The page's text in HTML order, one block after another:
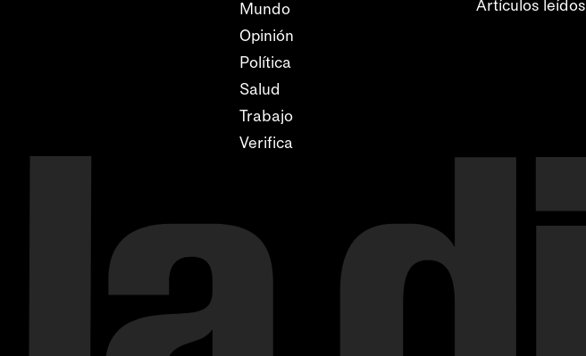
Mundo
Opinión
Política
Salud
Trabajo
Verifica
Artículos leídos